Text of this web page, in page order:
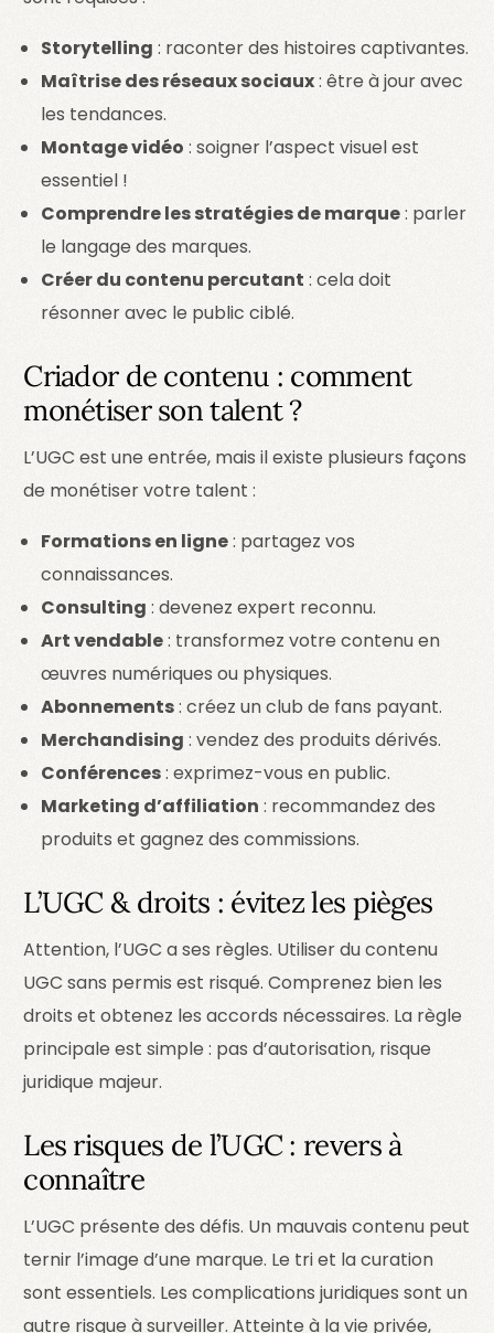
Storytelling : raconter des histoires captivantes.
Maîtrise des réseaux sociaux: être à jour avec
les tendances.
Montage vidéo : soigner l’aspect visuel est
essentiel !
Comprendre les stratégies de marque: parler
le langage des marques.
Créer du contenu percutant : cela doit
résonner avec le public ciblé.
Criador de contenu : comment
monétiser son talent ?
L’UGC est une entrée, mais il existe plusieurs façons
de monétiser votre talent :
Formations en ligne: partagez vos
connaissances.
Consulting : devenez expert reconnu.
Art vendable: transformez votre contenu en
œuvres numériques ou physiques.
Abonnements: créez un club de fans payant.
Merchandising : vendez des produits dérivés.
Conférences: exprimez-vous en public.
Marketing d’affiliation : recommandez des
produits et gagnez des commissions.
L’UGC & droits : évitez les pièges
Attention, l’UGC a ses règles. Utiliser du contenu
UGC sans permis est risqué. Comprenez bien les
droits et obtenez les accords nécessaires. La règle
principale est simple : pas d’autorisation, risque
juridique majeur.
Les risques de l’UGC : revers à
connaître
L’UGC présente des défis. Un mauvais contenu peut
ternir l’image d’une marque. Le tri et la curation
sont essentiels. Les complications juridiques sont un
autre risque à surveiller. Atteinte à la vie privée,